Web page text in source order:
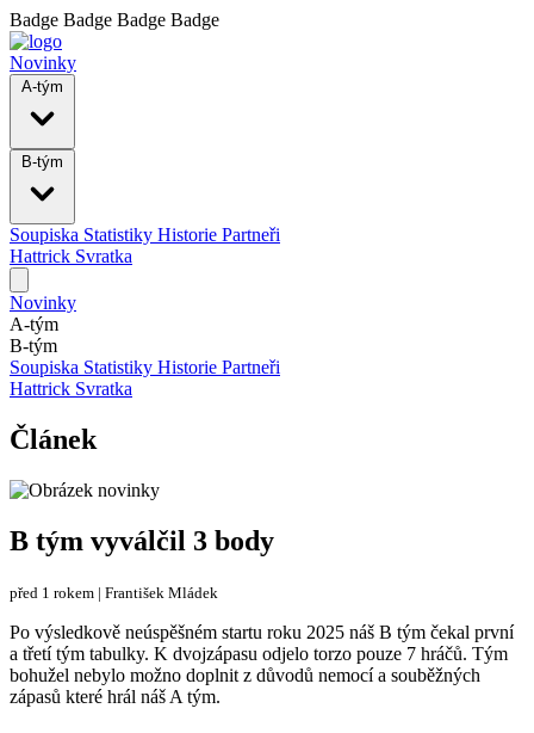
Badge Badge Badge Badge
Novinky
A-tým
B-tým
Soupiska Statistiky Historie Partneři
Hattrick Svratka
Novinky
A-tým
B-tým
Soupiska Statistiky Historie Partneři
Hattrick Svratka
Článek
B tým vyválčil 3 body
před 1 rokem | František Mládek
Po výsledkově neúspěšném startu roku 2025 náš B tým čekal první
a třetí tým tabulky. K dvojzápasu odjelo torzo pouze 7 hráčů. Tým
bohužel nebylo možno doplnit z důvodů nemocí a souběžných
zápasů které hrál náš A tým.